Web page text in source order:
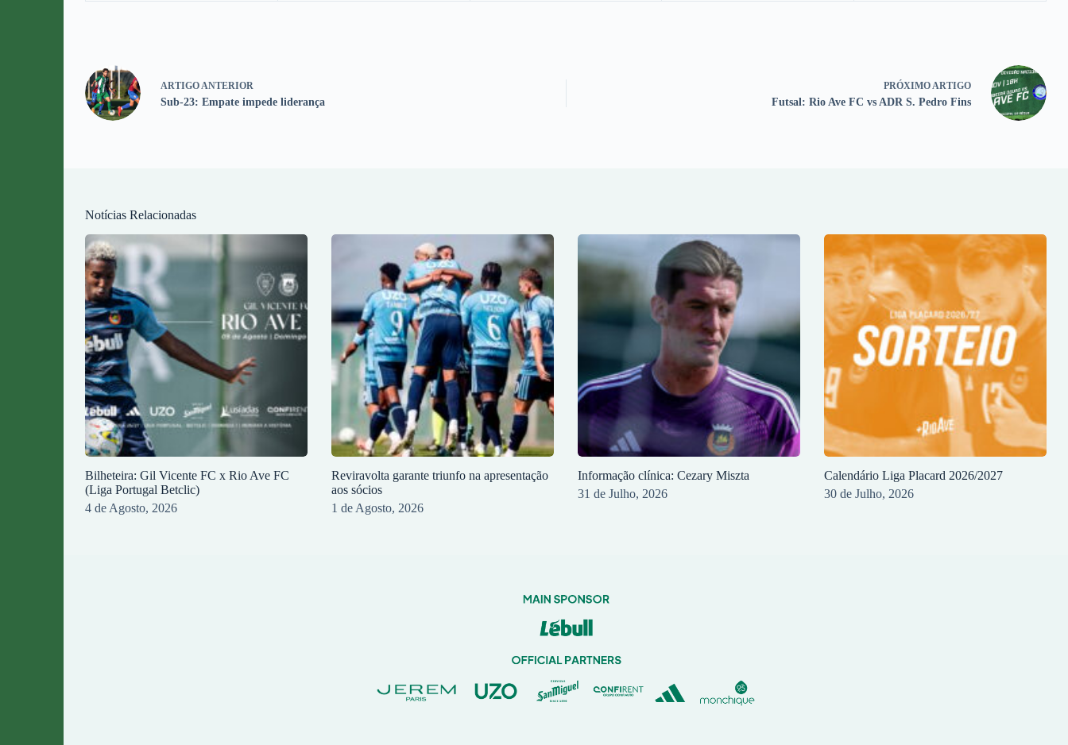
ARTIGO ANTERIOR
Sub-23: Empate impede liderança
PRÓXIMO ARTIGO
Futsal: Rio Ave FC vs ADR S. Pedro Fins
Notícias Relacionadas
Bilheteira: Gil Vicente FC x Rio Ave FC
(Liga Portugal Betclic)
4 de Agosto, 2026
Reviravolta garante triunfo na apresentação
aos sócios
1 de Agosto, 2026
Informação clínica: Cezary Miszta
31 de Julho, 2026
Calendário Liga Placard 2026/2027
30 de Julho, 2026